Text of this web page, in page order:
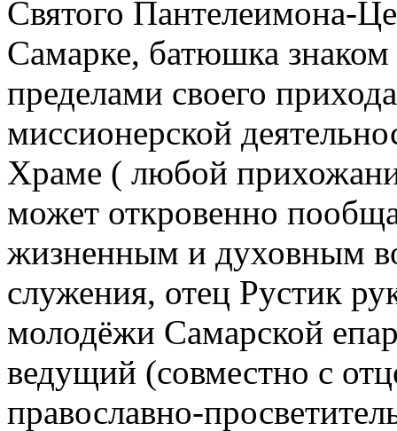
Святого Пантелеимона-
Самарке, батюшка
пределами своего
миссионерской
Храме ( любой
может откровенно
жизненным и духовным
служения, отец Рустик
молодёжи Самарской
ведущий (совместно с
православно-